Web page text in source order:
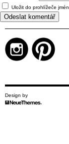
Uložit do prohlížeče
Design by